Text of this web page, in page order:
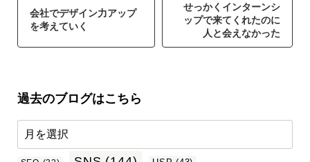
会社でデザイン力アップ
を考えていく
せっかくインターンシ
ップで来てくれたのに
人と会えなかった
過去のブログはこちら